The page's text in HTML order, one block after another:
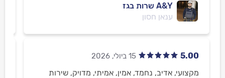
A&Y שרות בגז
ענאן חסון
5.00
מקצועי, אדיב, נחמד, אמין, אמיתי, מדויק, שירות